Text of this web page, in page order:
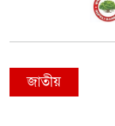
জাতীয়